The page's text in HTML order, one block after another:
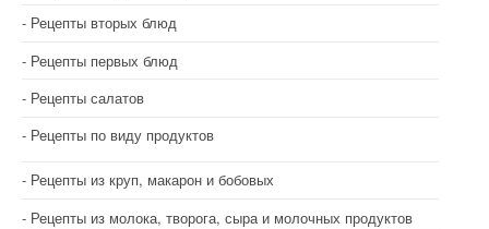
Рецепты вторых блюд
Рецепты первых блюд
Рецепты салатов
Рецепты по виду продуктов
Рецепты из круп, макарон и бобовых
Рецепты из молока, творога, сыра и молочных продуктов